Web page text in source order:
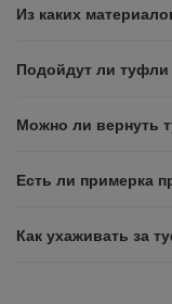
Из каких
Подойдут ли
Можно ли вернуть
Есть ли примерка
Как ухаживать за